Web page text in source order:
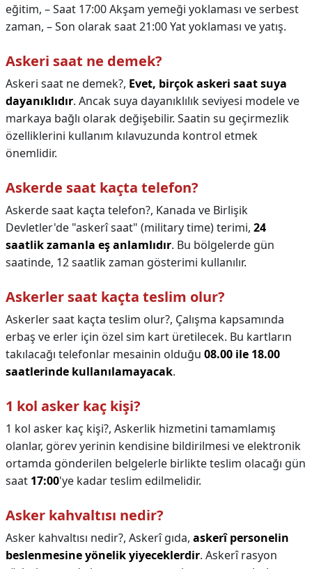
eğitim, – Saat 17:00 Akşam yemeği yoklaması ve serbest
zaman, – Son olarak saat 21:00 Yat yoklaması ve yatış.
Askeri saat ne demek?
Askeri saat ne demek?, Evet, birçok askeri saat suya
dayanıklıdır. Ancak suya dayanıklılık seviyesi modele ve
markaya bağlı olarak değişebilir. Saatin su geçirmezlik
özelliklerini kullanım kılavuzunda kontrol etmek
önemlidir.
Askerde saat kaçta telefon?
Askerde saat kaçta telefon?, Kanada ve Birlişik
Devletler'de "askerî saat" (military time) terimi, 24
saatlik zamanla eş anlamlıdır. Bu bölgelerde gün
saatinde, 12 saatlik zaman gösterimi kullanılır.
Askerler saat kaçta teslim olur?
Askerler saat kaçta teslim olur?, Çalışma kapsamında
erbaş ve erler için özel sim kart üretilecek. Bu kartların
takılacağı telefonlar mesainin olduğu 08.00 ile 18.00
saatlerinde kullanılamayacak.
1 kol asker kaç kişi?
1 kol asker kaç kişi?, Askerlik hizmetini tamamlamış
olanlar, görev yerinin kendisine bildirilmesi ve elektronik
ortamda gönderilen belgelerle birlikte teslim olacağı gün
saat 17:00'ye kadar teslim edilmelidir.
Asker kahvaltısı nedir?
Asker kahvaltısı nedir?, Askerî gıda, askerî personelin
beslenmesine yönelik yiyeceklerdir. Askerî rasyon